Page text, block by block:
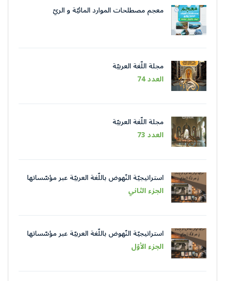
معجم مصطلحات الموارد المائيّة و الريّ
مجلة اللّغة العربيّة
العدد 74
مجلة اللّغة العربيّة
العدد 73
استراتيجيّة النّهوض باللّغة العربيّة عبر مؤسّساتها
في عصر الذّكاء الاصطناعيّ
الجزء الثاني
استراتيجيّة النّهوض باللّغة العربيّة عبر مؤسّساتها
في عصر الذّكاء الاصطناعيّ
الجزء الأوّل